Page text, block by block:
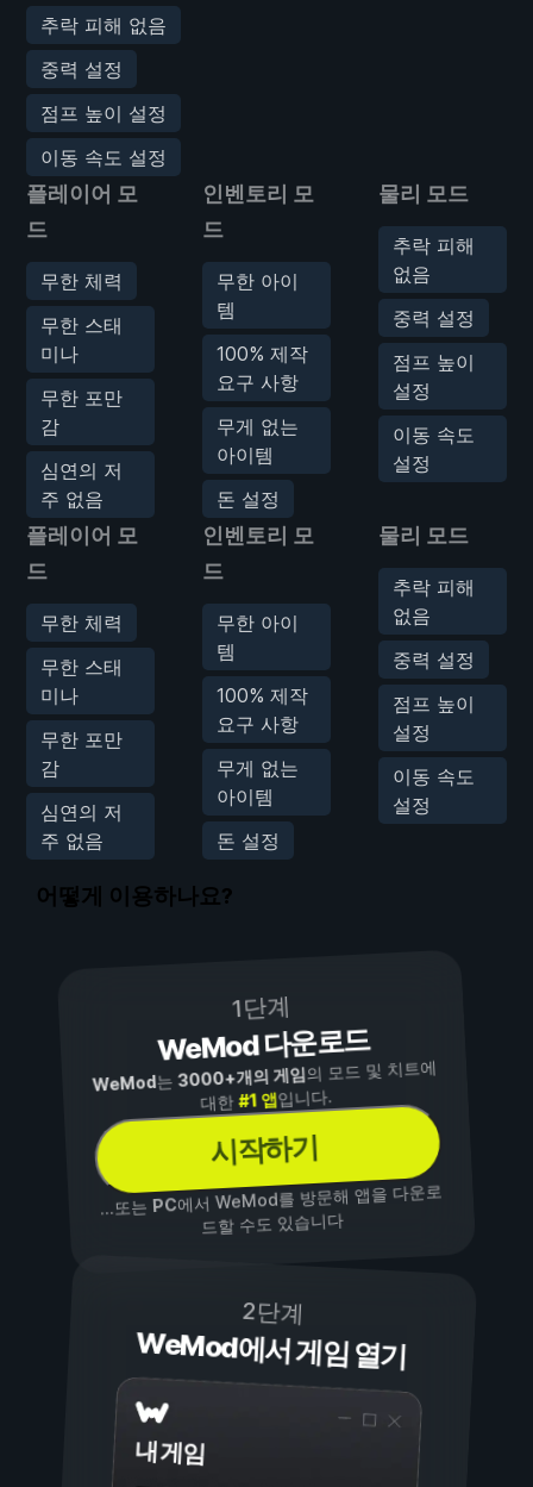
추락 피해 없음
중력 설정
점프 높이 설정
이동 속도 설정
플레이어 모
드
무한 체력
무한 스태
미나
무한 포만
감
심연의 저
주 없음
인벤토리 모
드
무한 아이
템
100% 제작
요구 사항
무게 없는
아이템
돈 설정
물리 모드
추락 피해
없음
중력 설정
점프 높이
설정
이동 속도
설정
플레이어 모
드
무한 체력
무한 스태
미나
무한 포만
감
심연의 저
주 없음
인벤토리 모
드
무한 아이
템
100% 제작
요구 사항
무게 없는
아이템
돈 설정
물리 모드
추락 피해
없음
중력 설정
점프 높이
설정
이동 속도
설정
어떻게 이용하나요?
1단계
WeMod 다운로드
WeMod는3000+개의 게임의 모드 및 치트에
대한#1 앱입니다.
시작하기
...또는PC에서 WeMod를 방문해 앱을 다운로
드할 수도 있습니다
2단계
WeMod에서 게임 열기
내 게임